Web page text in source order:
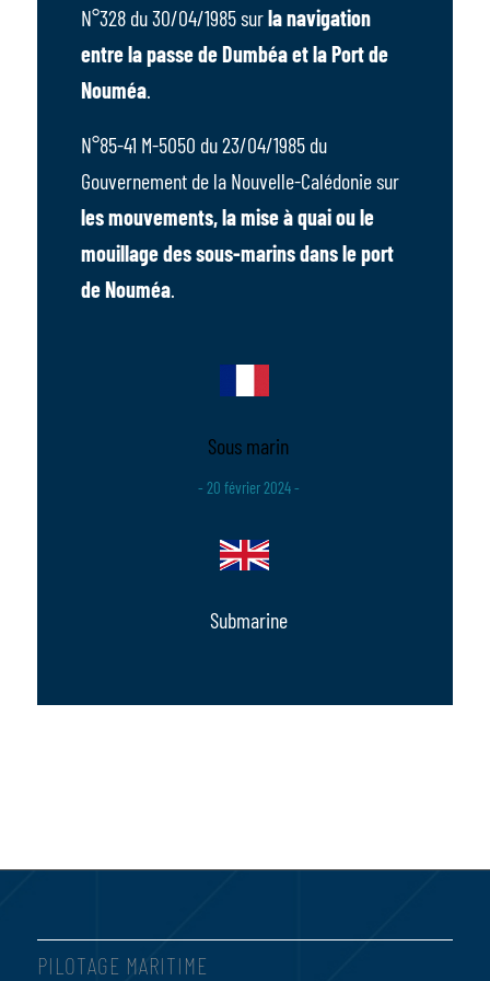
N°328 du 30/04/1985 surla navigation
entre la passe de Dumbéa et la Port de
Nouméa.
N°85-41 M-5050 du 23/04/1985 du
Gouvernement de la Nouvelle-Calédonie sur
les mouvements, la mise à quai ou le
mouillage des sous-marins dans le port
de Nouméa.
Sous marin
- 20 février 2024 -
Submarine
PILOTAGE MARITIME